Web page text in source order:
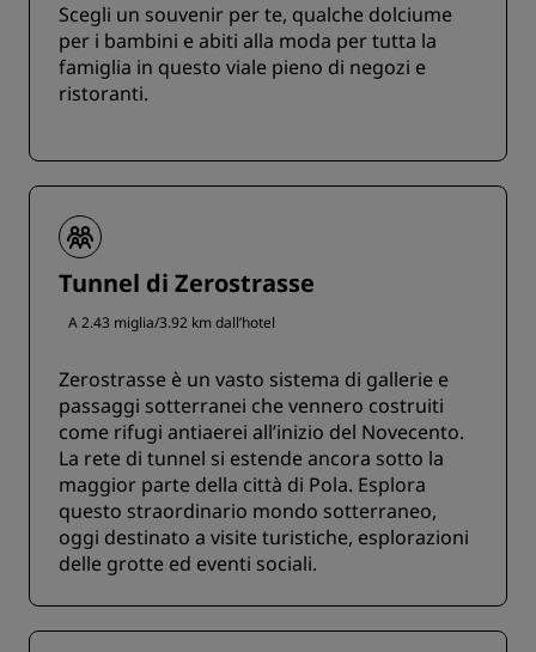
Scegli un souvenir per te, qualche dolciume
per i bambini e abiti alla moda per tutta la
famiglia in questo viale pieno di negozi e
ristoranti.
Tunnel di Zerostrasse
A 2.43 miglia/3.92 km dall’hotel
Zerostrasse è un vasto sistema di gallerie e
passaggi sotterranei che vennero costruiti
come rifugi antiaerei all’inizio del Novecento.
La rete di tunnel si estende ancora sotto la
maggior parte della città di Pola. Esplora
questo straordinario mondo sotterraneo,
oggi destinato a visite turistiche, esplorazioni
delle grotte ed eventi sociali.